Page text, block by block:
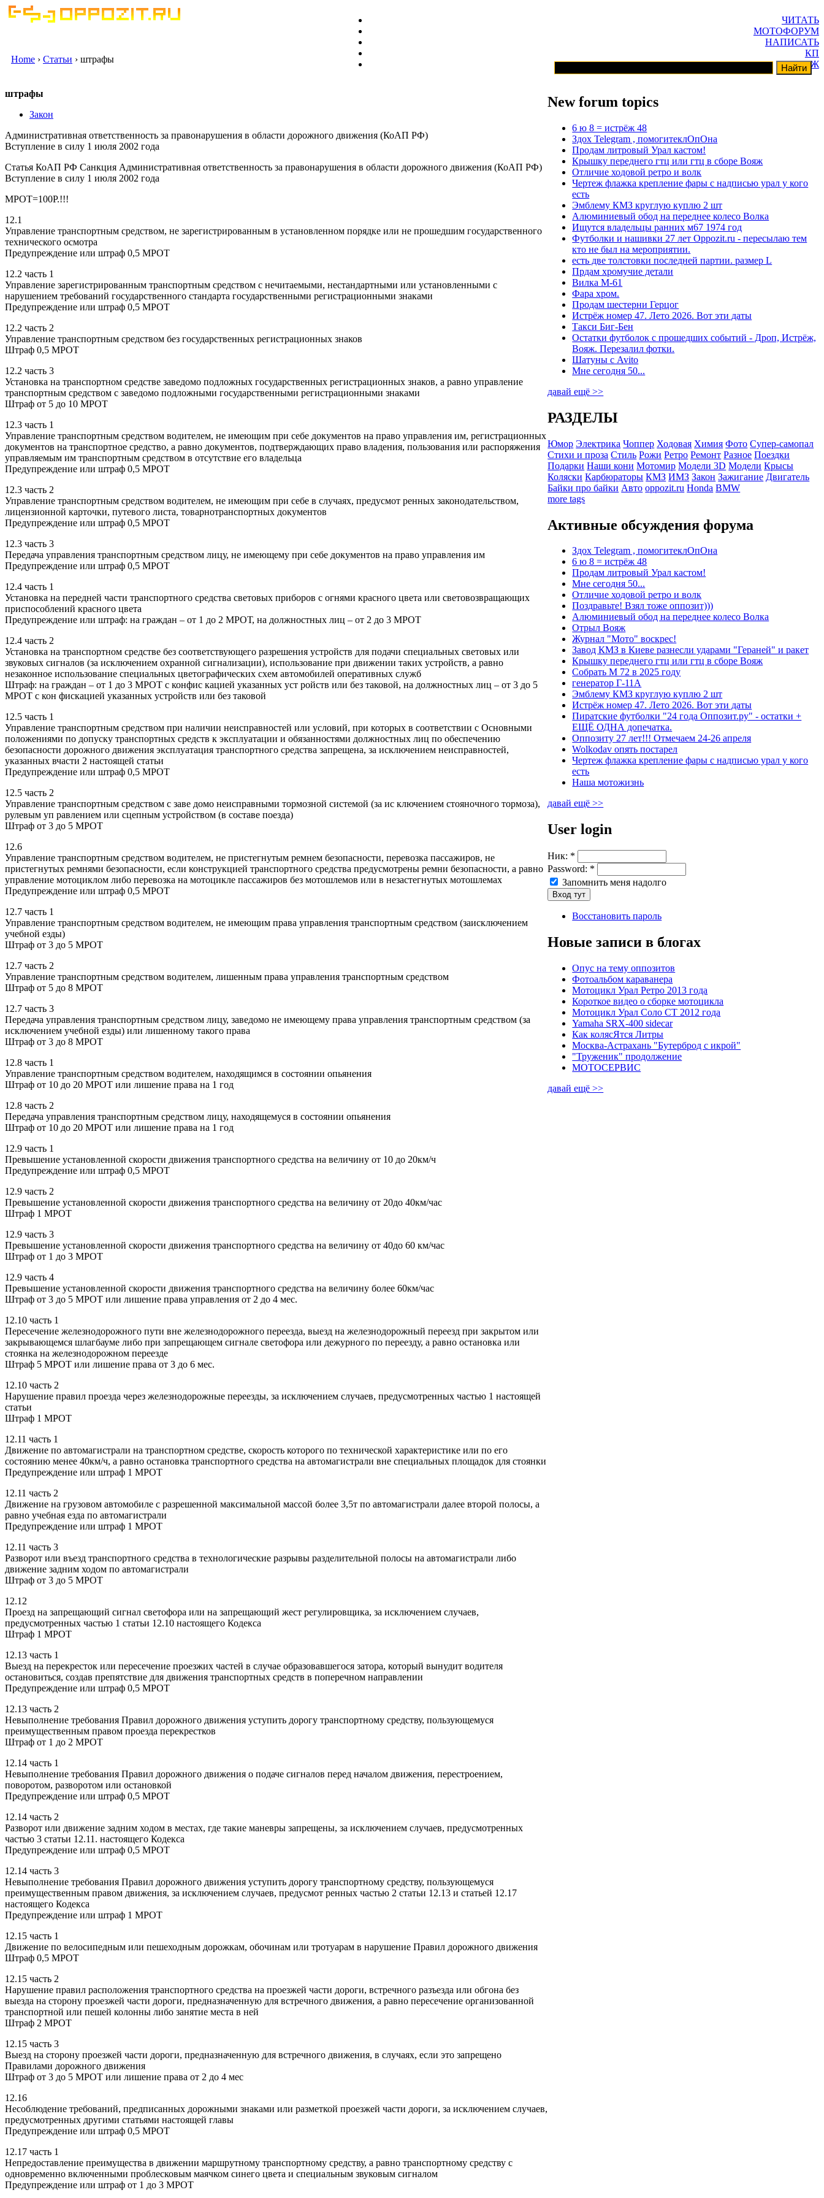
ЧИТАТЬ
МОТОФОРУМ
НАПИСАТЬ
КП
ГАРАЖ
Home › Статьи › штрафы
штрафы
Закон
Административная ответственность за правонарушения в области дорожного движения (КоАП РФ)
Вступление в силу 1 июля 2002 года
Статья КоАП РФ Санкция Административная ответственность за правонарушения в области дорожного движения (КоАП РФ)
Вступление в силу 1 июля 2002 года
МРОТ=100Р.!!!
12.1
Управление транспортным средством, не зарегистрированным в установленном порядке или не прошедшим государственного
технического осмотра
Предупреждение или штраф 0,5 МРОТ
12.2 часть 1
Управление зарегистрированным транспортным средством с нечитаемыми, нестандартными или установленными с
нарушением требований государственного стандарта государственными регистрационными знаками
Предупреждение или штраф 0,5 МРОТ
12.2 часть 2
Управление транспортным средством без государственных регистрационных знаков
Штраф 0,5 МРОТ
12.2 часть 3
Установка на транспортном средстве заведомо подложных государственных регистрационных знаков, а равно управление
транспортным средством с заведомо подложными государственными регистрационными знаками
Штраф от 5 до 10 МРОТ
12.3 часть 1
Управление транспортным средством водителем, не имеющим при себе документов на право управления им, регистрационных
документов на транспортное средство, а равно документов, подтверждающих право владения, пользования или распоряжения
управляемым им транспортным средством в отсутствие его владельца
Предупреждение или штраф 0,5 МРОТ
12.3 часть 2
Управление транспортным средством водителем, не имеющим при себе в случаях, предусмот ренных законодательством,
лицензионной карточки, путевого листа, товарнотранспортных документов
Предупреждение или штраф 0,5 МРОТ
12.3 часть 3
Передача управления транспортным средством лицу, не имеющему при себе документов на право управления им
Предупреждение или штраф 0,5 МРОТ
12.4 часть 1
Установка на передней части транспортного средства световых приборов с огнями красного цвета или световозвращающих
приспособлений красного цвета
Предупреждение или штраф: на граждан – от 1 до 2 МРОТ, на должностных лиц – от 2 до 3 МРОТ
12.4 часть 2
Установка на транспортном средстве без соответствующего разрешения устройств для подачи специальных световых или
звуковых сигналов (за исключением охранной сигнализации), использование при движении таких устройств, а равно
незаконное использование специальных цветографических схем автомобилей оперативных служб
Штраф: на граждан – от 1 до 3 МРОТ с конфис кацией указанных уст ройств или без таковой, на должностных лиц – от 3 до 5
МРОТ с кон фискацией указанных устройств или без таковой
12.5 часть 1
Управление транспортным средством при наличии неисправностей или условий, при которых в соответствии с Основными
положениями по допуску транспортных средств к эксплуатации и обязанностями должностных лиц по обеспечению
безопасности дорожного движения эксплуатация транспортного средства запрещена, за исключением неисправностей,
указанных вчасти 2 настоящей статьи
Предупреждение или штраф 0,5 МРОТ
12.5 часть 2
Управление транспортным средством с заве домо неисправными тормозной системой (за ис ключением стояночного тормоза),
рулевым уп равлением или сцепным устройством (в составе поезда)
Штраф от 3 до 5 МРОТ
12.6
Управление транспортным средством водителем, не пристегнутым ремнем безопасности, перевозка пассажиров, не
пристегнутых ремнями безопасности, если конструкцией транспортного средства предусмотрены ремни безопасности, а равно
управление мотоциклом либо перевозка на мотоцикле пассажиров без мотошлемов или в незастегнутых мотошлемах
Предупреждение или штраф 0,5 МРОТ
12.7 часть 1
Управление транспортным средством водителем, не имеющим права управления транспортным средством (заисключением
учебной езды)
Штраф от 3 до 5 МРОТ
12.7 часть 2
Управление транспортным средством водителем, лишенным права управления транспортным средством
Штраф от 5 до 8 МРОТ
12.7 часть 3
Передача управления транспортным средством лицу, заведомо не имеющему права управления транспортным средством (за
исключением учебной езды) или лишенному такого права
Штраф от 3 до 8 МРОТ
12.8 часть 1
Управление транспортным средством водителем, находящимся в состоянии опьянения
Штраф от 10 до 20 МРОТ или лишение права на 1 год
12.8 часть 2
Передача управления транспортным средством лицу, находящемуся в состоянии опьянения
Штраф от 10 до 20 МРОТ или лишение права на 1 год
12.9 часть 1
Превышение установленной скорости движения транспортного средства на величину от 10 до 20км/ч
Предупреждение или штраф 0,5 МРОТ
12.9 часть 2
Превышение установленной скорости движения транспортного средства на величину от 20до 40км/час
Штраф 1 МРОТ
12.9 часть 3
Превышение установленной скорости движения транспортного средства на величину от 40до 60 км/час
Штраф от 1 до 3 МРОТ
12.9 часть 4
Превышение установленной скорости движения транспортного средства на величину более 60км/час
Штраф от 3 до 5 МРОТ или лишение права управления от 2 до 4 мес.
12.10 часть 1
Пересечение железнодорожного пути вне железнодорожного переезда, выезд на железнодорожный переезд при закрытом или
закрывающемся шлагбауме либо при запрещающем сигнале светофора или дежурного по переезду, а равно остановка или
стоянка на железнодорожном переезде
Штраф 5 МРОТ или лишение права от 3 до 6 мес.
12.10 часть 2
Нарушение правил проезда через железнодорожные переезды, за исключением случаев, предусмотренных частью 1 настоящей
статьи
Штраф 1 МРОТ
12.11 часть 1
Движение по автомагистрали на транспортном средстве, скорость которого по технической характеристике или по его
состоянию менее 40км/ч, а равно остановка транспортного средства на автомагистрали вне специальных площадок для стоянки
Предупреждение или штраф 1 МРОТ
12.11 часть 2
Движение на грузовом автомобиле с разрешенной максимальной массой более 3,5т по автомагистрали далее второй полосы, а
равно учебная езда по автомагистрали
Предупреждение или штраф 1 МРОТ
12.11 часть 3
Разворот или въезд транспортного средства в технологические разрывы разделительной полосы на автомагистрали либо
движение задним ходом по автомагистрали
Штраф от 3 до 5 МРОТ
12.12
Проезд на запрещающий сигнал светофора или на запрещающий жест регулировщика, за исключением случаев,
предусмотренных частью 1 статьи 12.10 настоящего Кодекса
Штраф 1 МРОТ
12.13 часть 1
Выезд на перекресток или пересечение проезжих частей в случае образовавшегося затора, который вынудит водителя
остановиться, создав препятствие для движения транспортных средств в поперечном направлении
Предупреждение или штраф 0,5 МРОТ
12.13 часть 2
Невыполнение требования Правил дорожного движения уступить дорогу транспортному средству, пользующемуся
преимущественным правом проезда перекрестков
Штраф от 1 до 2 МРОТ
12.14 часть 1
Невыполнение требования Правил дорожного движения о подаче сигналов перед началом движения, перестроением,
поворотом, разворотом или остановкой
Предупреждение или штраф 0,5 МРОТ
12.14 часть 2
Разворот или движение задним ходом в местах, где такие маневры запрещены, за исключением случаев, предусмотренных
частью 3 статьи 12.11. настоящего Кодекса
Предупреждение или штраф 0,5 МРОТ
12.14 часть 3
Невыполнение требования Правил дорожного движения уступить дорогу транспортному средству, пользующемуся
преимущественным правом движения, за исключением случаев, предусмот ренных частью 2 статьи 12.13 и статьей 12.17
настоящего Кодекса
Предупреждение или штраф 1 МРОТ
12.15 часть 1
Движение по велосипедным или пешеходным дорожкам, обочинам или тротуарам в нарушение Правил дорожного движения
Штраф 0,5 МРОТ
12.15 часть 2
Нарушение правил расположения транспортного средства на проезжей части дороги, встречного разъезда или обгона без
выезда на сторону проезжей части дороги, предназначенную для встречного движения, а равно пересечение организованной
транспортной или пешей колонны либо занятие места в ней
Штраф 2 МРОТ
12.15 часть 3
Выезд на сторону проезжей части дороги, предназначенную для встречного движения, в случаях, если это запрещено
Правилами дорожного движения
Штраф от 3 до 5 МРОТ или лишение права от 2 до 4 мес
12.16
Несоблюдение требований, предписанных дорожными знаками или разметкой проезжей части дороги, за исключением случаев,
предусмотренных другими статьями настоящей главы
Предупреждение или штраф 0,5 МРОТ
12.17 часть 1
Непредоставление преимущества в движении маршрутному транспортному средству, а равно транспортному средству с
одновременно включенными проблесковым маячком синего цвета и специальным звуковым сигналом
Предупреждение или штраф от 1 до 3 МРОТ
New forum topics
6 ю 8 = истрёж 48
Здох Telegram , помогитеклОпОна
Продам литровый Урал кастом!
Крышку переднего гтц или гтц в сборе Вояж
Отличие ходовой ретро и волк
Чертеж флажка крепление фары с надписью урал у кого
есть
Эмблему КМЗ круглую куплю 2 шт
Алюминиевый обод на переднее колесо Волка
Ищутся владельцы ранних м67 1974 год
Футболки и нашивки 27 лет Oppozit.ru - пересылаю тем
кто не был на мероприятии.
есть две толстовки последней партии. размер L
Прдам хромучие детали
Вилка М-61
Фара хром.
Продам шестерни Герцог
Истрёж номер 47. Лето 2026. Вот эти даты
Такси Биг-Бен
Остатки футболок с прошедших событий - Дроп, Истрёж,
Вояж. Перезалил фотки.
Шатуны с Avito
Мне сегодня 50...
давай ещё >>
РАЗДЕЛЫ
Юмор Электрика Чоппер Ходовая Химия Фото Супер-самопал
Стихи и проза Стиль Рожи Ретро Ремонт Разное Поездки
Подарки Наши кони Мотомир Модели 3D Модели Крысы
Коляски Карбюраторы КМЗ ИМЗ Закон Зажигание Двигатель
Байки про байки Авто oppozit.ru Honda BMW
more tags
Активные обсуждения форума
Здох Telegram , помогитеклОпОна
6 ю 8 = истрёж 48
Продам литровый Урал кастом!
Мне сегодня 50...
Отличие ходовой ретро и волк
Поздравьте! Взял тоже оппозит)))
Алюминиевый обод на переднее колесо Волка
Отрыл Вояж
Журнал "Мото" воскрес!
Завод КМЗ в Киеве разнесли ударами "Гераней" и ракет
Крышку переднего гтц или гтц в сборе Вояж
Собрать М 72 в 2025 году
генератор Г-11А
Эмблему КМЗ круглую куплю 2 шт
Истрёж номер 47. Лето 2026. Вот эти даты
Пиратские футболки "24 года Оппозит.ру" - остатки +
ЕЩЁ ОДНА допечатка.
Оппозиту 27 лет!!! Отмечаем 24-26 апреля
Wolkodav опять постарел
Чертеж флажка крепление фары с надписью урал у кого
есть
Наша мотожизнь
давай ещё >>
User login
Ник: *
Password: *
Запомнить меня надолго
Восстановить пароль
Новые записи в блогах
Опус на тему оппозитов
Фотоальбом караванера
Мотоцикл Урал Ретро 2013 года
Короткое видео о сборке мотоцикла
Мотоцикл Урал Соло СТ 2012 года
Yamaha SRX-400 sidecar
Как колясЯтся Литры
Москва-Астрахань "Бутерброд с икрой"
"Труженик" продолжение
МОТОСЕРВИС
давай ещё >>